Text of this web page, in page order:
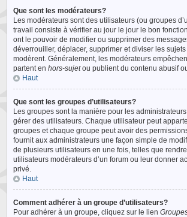
Que sont les modérateurs?
Les modérateurs sont des utilisateurs (ou groupes
travail consiste à vérifier au jour le jour le bon
ont le pouvoir de modifier ou supprimer des
déverrouiller, déplacer, supprimer et diviser les sujets
modèrent. Généralement, les modérateurs
partent enhors-sujetou publient du contenu abusif
Haut
Que sont les groupes d’utilisateurs?
Les groupes sont la manière pour les
gérer des utilisateurs. Chaque utilisateur peut
groupes et chaque groupe peut avoir des
fournit aux administrateurs une façon simple de
de plusieurs utilisateurs en une fois, telles que
utilisateurs modérateurs d’un forum ou leur donner
privé.
Haut
Comment adhérer à un groupe d’utilisateurs?
Pour adhérer à un groupe, cliquez sur le lien